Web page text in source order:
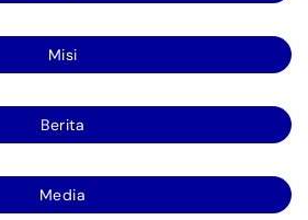
Misi
Berita
Media